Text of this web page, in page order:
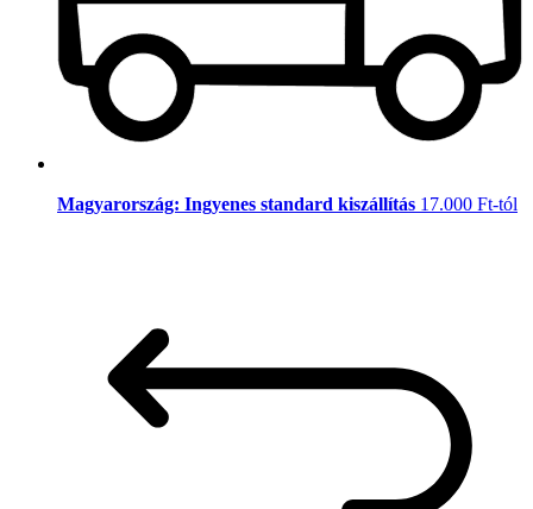
Magyarország: Ingyenes standard kiszállítás 17.000 Ft-tól